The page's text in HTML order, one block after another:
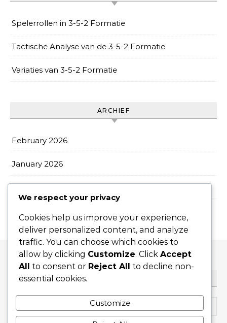
Spelerrollen in 3-5-2 Formatie
Tactische Analyse van de 3-5-2 Formatie
Variaties van 3-5-2 Formatie
ARCHIEF
February 2026
January 2026
We respect your privacy
Cookies help us improve your experience,
deliver personalized content, and analyze
traffic. You can choose which cookies to
allow by clicking Customize. Click Accept
All to consent or Reject All to decline non-
essential cookies.
Customize